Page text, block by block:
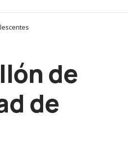
de
de